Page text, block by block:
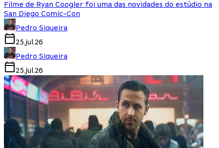
Filme de Ryan Coogler foi uma das novidades do estúdio na
San Diego Comic-Con
Pedro Siqueira
25.jul.26
Pedro Siqueira
25.jul.26